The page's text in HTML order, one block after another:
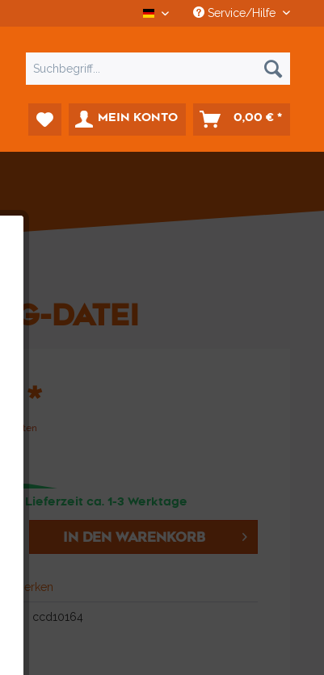
CCD Car-Diagnostics
Service/Hilfe
MEIN KONTO 0,00 € *
DATEI
*
Lieferzeit ca. 1-3 Werktage
IN DEN WARENKORB
Merken
ccd10164